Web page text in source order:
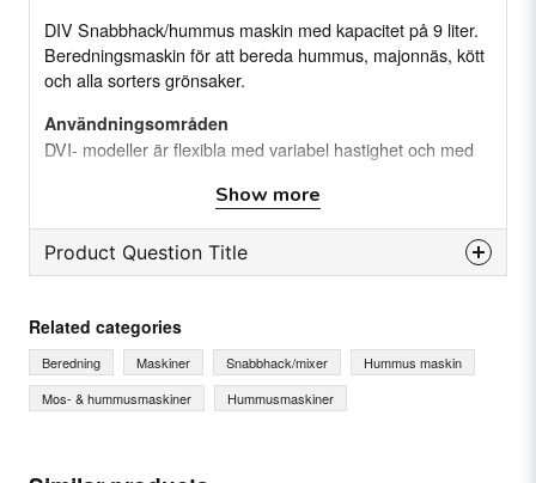
DIV Snabbhack/hummus maskin med kapacitet på 9 liter.
Beredningsmaskin för att bereda hummus, majonnäs, kött
och alla sorters grönsaker.
Användningsområden
DVI- modeller är flexibla med variabel hastighet och med
blanda och homogenisera alla typer av organiskt material
med lätthet.
Egenskaper
minut
Ingår i Hummusmaster®-serien är den bra för att
göra krämig hummus
Show more
Product Question Title
Ask us something about this product...
Related categories
Beredning Maskiner Snabbhack/mixer
Hummus maskin
Mos- & hummusmaskiner
Hummusmaskiner